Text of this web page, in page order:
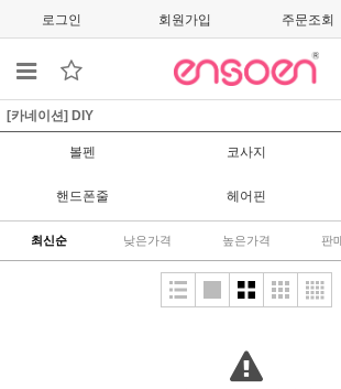
로그인 회원가입 주문조회
[카네이션] DIY
볼펜 코사지
핸드폰줄 헤어핀
최신순 낮은가격 높은가격 판